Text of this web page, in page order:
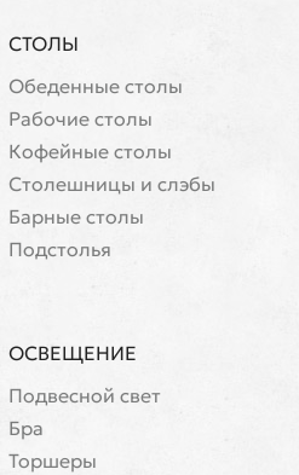
СТОЛЫ
Обеденные столы
Рабочие столы
Кофейные столы
Cтолешницы и слэбы
Барные столы
Подстолья
ОСВЕЩЕНИЕ
Подвесной свет
Бра
Торшеры